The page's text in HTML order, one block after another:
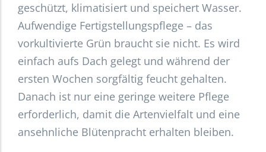
geschützt, klimatisiert und speichert Wasser.
Aufwendige Fertigstellungspflege – das
vorkultivierte Grün braucht sie nicht. Es wird
einfach aufs Dach gelegt und während der
ersten Wochen sorgfältig feucht gehalten.
Danach ist nur eine geringe weitere Pflege
erforderlich, damit die Artenvielfalt und eine
ansehnliche Blütenpracht erhalten bleiben.